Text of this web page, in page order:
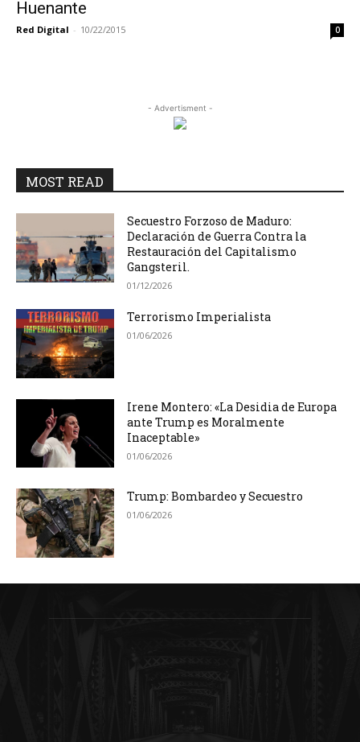
Huenante
Red Digital - 10/22/2015 0
- Advertisment -
MOST READ
Secuestro Forzoso de Maduro:
Declaración de Guerra Contra la
Restauración del Capitalismo
Gangsteril.
01/12/2026
Terrorismo Imperialista
01/06/2026
Irene Montero: «La Desidia de Europa
ante Trump es Moralmente
Inaceptable»
01/06/2026
Trump: Bombardeo y Secuestro
01/06/2026